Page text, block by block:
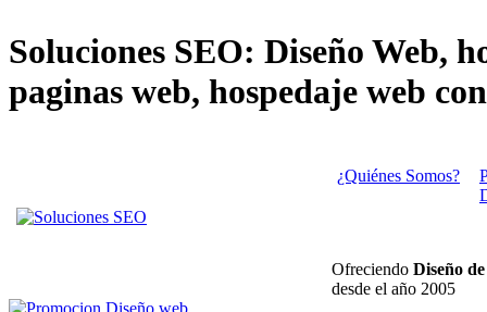
Soluciones SEO: Diseño Web,
paginas web, hospedaje web
¿Quiénes Somos?
Ofreciendo Diseño
desde el año 2005